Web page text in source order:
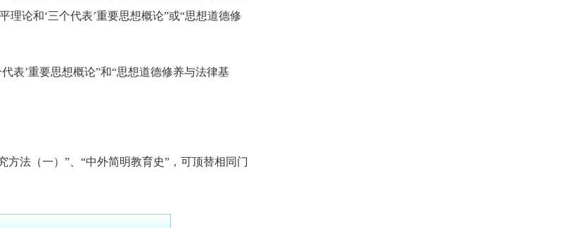
论和‘三个代表’重要思想概论”或“思想道德修
’重要思想概论”和“思想道德修养与法律基
法（一）”、“中外简明教育史”，可顶替相同门